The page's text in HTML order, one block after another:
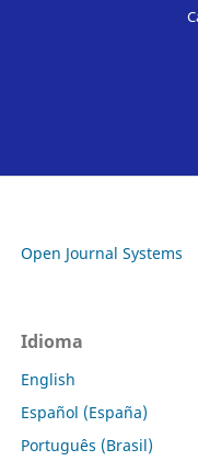
Open Journal Systems
Idioma
English
Español (España)
Português (Brasil)